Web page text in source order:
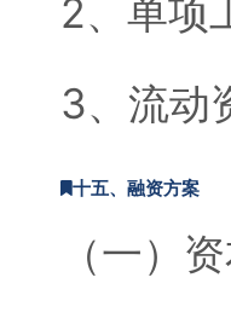
2、单项
3、流动
十五、融资方案
（一）